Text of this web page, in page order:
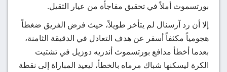
بورتسموث أملاً في تحقيق مفاجأة من عيار الثقيل.
إلا أن رد آرسنال لم يتأخر طويلاً، حيث فرض الفريق ضغطاً
هجومياً مكثفاً أسفر عن هدف التعادل في الدقيقة الثامنة،
بعدما أخطأ مدافع بورتسموث أندريه دوزيل في تشتيت
الكرة ليسكنها شباك مرماه بالخطأ، ليعيد المباراة إلى نقطة